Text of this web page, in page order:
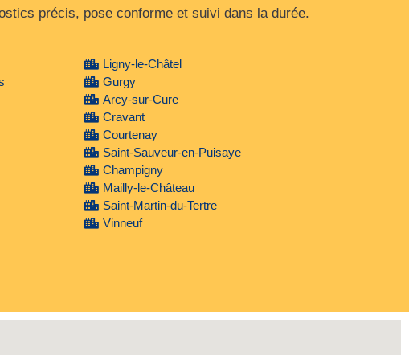
précis, pose conforme et suivi dans la durée.
Ligny-le-Châtel
Gurgy
Arcy-sur-Cure
Cravant
Courtenay
Saint-Sauveur-en-Puisaye
Champigny
Mailly-le-Château
Saint-Martin-du-Tertre
Vinneuf